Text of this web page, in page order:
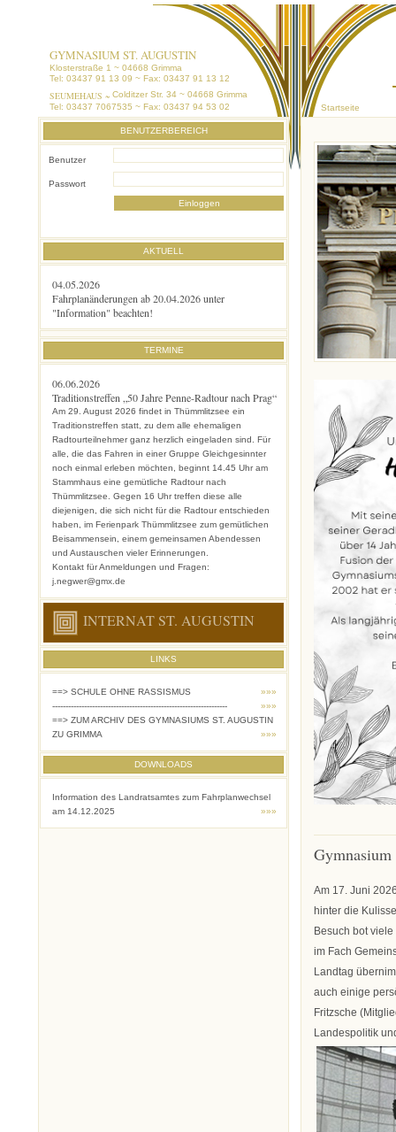
GYMNASIUM ST. AUGUSTIN
Klosterstraße 1 ~ 04668 Grimma
Tel: 03437 91 13 09 ~ Fax: 03437 91 13 12
SEUMEHAUS ~ Colditzer Str. 34 ~ 04668 Grimma
Tel: 03437 7067535 ~ Fax: 03437 94 53 02
Startseite
BENUTZERBEREICH
Benutzer
Passwort
AKTUELL
04.05.2026
Fahrplanänderungen ab 20.04.2026 unter
"Information" beachten!
TERMINE
06.06.2026
Traditionstreffen „50 Jahre Penne-Radtour nach Prag“
Am 29. August 2026 findet in Thümmlitzsee ein
Traditionstreffen statt, zu dem alle ehemaligen
Radtourteilnehmer ganz herzlich eingeladen sind. Für
alle, die das Fahren in einer Gruppe Gleichgesinnter
noch einmal erleben möchten, beginnt 14.45 Uhr am
Stammhaus eine gemütliche Radtour nach
Thümmlitzsee. Gegen 16 Uhr treffen diese alle
diejenigen, die sich nicht für die Radtour entschieden
haben, im Ferienpark Thümmlitzsee zum gemütlichen
Beisammensein, einem gemeinsamen Abendessen
und Austauschen vieler Erinnerungen.
Kontakt für Anmeldungen und Fragen:
j.negwer@gmx.de
INTERNAT ST. AUGUSTIN
LINKS
==> SCHULE OHNE RASSISMUS
»»»
------------------------------------------------------------------
»»»
==> ZUM ARCHIV DES GYMNASIUMS ST. AUGUSTIN
ZU GRIMMA
»»»
DOWNLOADS
Information des Landratsamtes zum Fahrplanwechsel
am 14.12.2025
»»»
Am 17. Juni
hinter die
Besuch bot
im Fach
Landtag
auch einige
Fritzsche
Landespolitik